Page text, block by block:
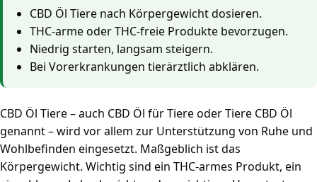
CBD Öl Tiere nach Körpergewicht dosieren.
THC-arme oder THC-freie Produkte bevorzugen.
Niedrig starten, langsam steigern.
Bei Vorerkrankungen tierärztlich abklären.
CBD Öl Tiere – auch CBD Öl für Tiere oder Tiere CBD Öl
genannt – wird vor allem zur Unterstützung von Ruhe und
Wohlbefinden eingesetzt. Maßgeblich ist das
Körpergewicht. Wichtig sind ein THC-armes Produkt, ein